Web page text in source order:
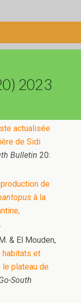
2023
actualisée
de Sidi
Bulletin 20:
de
à la
& El Mouden,
habitats et
plateau de
South